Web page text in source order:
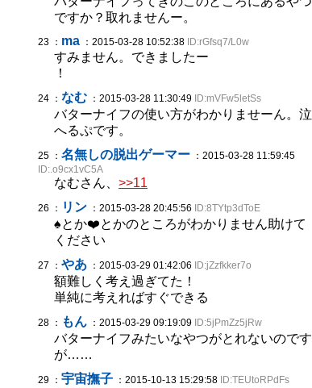
ですか？取れませんー。
23 ： ma ：2015-03-28 10:52:38 ID:rGfsq7/L0w
すみません。できましたー
！
24 ： なむ ：2015-03-28 11:30:49 ID:mVFw5letSs
バターナイフの使い方がわかりませーん。泣
へるぷです。
25 ： 名無しの脱出ゲーマー ：2015-03-28 11:59:45
ID:.o9cx1vC5A
なむさん、 >>11
26 ： リン ：2015-03-28 20:45:56 ID:8TYtp3dToE
♠︎とか❤️とかのところがわかりません助けて
ください
27 ： やあ ：2015-03-29 01:42:06 ID:jZzfkker7o
額難しく考え過ぎてた！
単純に考えればすぐできる
28 ： もん ：2015-03-29 09:19:09 ID:5jPmZz5jRw
バターナイフみたいなやつがとれないのです
が……
29 ： 宇宙撫子 ：2015-10-13 15:29:58 ID:TEUtoRPdFs